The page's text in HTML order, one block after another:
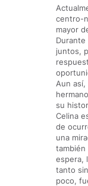
centro-
mayor
juntos,
Aun
su
Celina
de
una
también
espera,
tanto
poco,